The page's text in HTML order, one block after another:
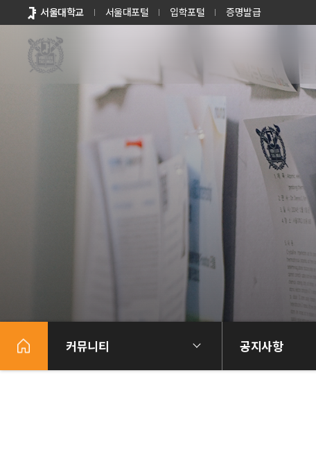
바로가기
메뉴
서울대학교 서울대포털 입학포털 증명발급
커뮤니티 공지사항